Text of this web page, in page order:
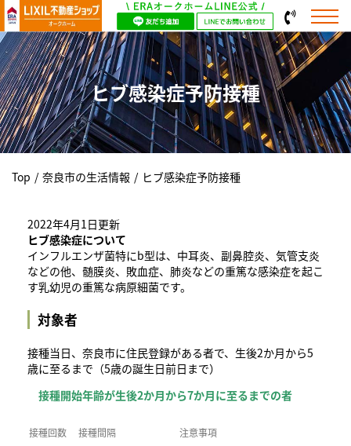
ヒブ感染症予防接種
Top / 奈良市の生活情報 / ヒブ感染症予防接種
2022年4月1日更新
ヒブ感染症について
インフルエンザ菌特にb型は、中耳炎、副鼻腔炎、気管支炎
などの他、髄膜炎、敗血症、肺炎などの重篤な感染症を起こ
す乳幼児の重篤な病原細菌です。
対象者
接種当日、奈良市に住民登録がある者で、生後2か月から5
歳に至るまで（5歳の誕生日前日まで）
接種開始年齢が生後2か月から7か月に至るまでの者
接種回数 接種間隔
注意事項